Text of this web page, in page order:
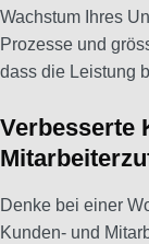
Wachstum Ihres
Prozesse und
dass die Leistung
Verbesserte
Denke bei einer
Kunden- und